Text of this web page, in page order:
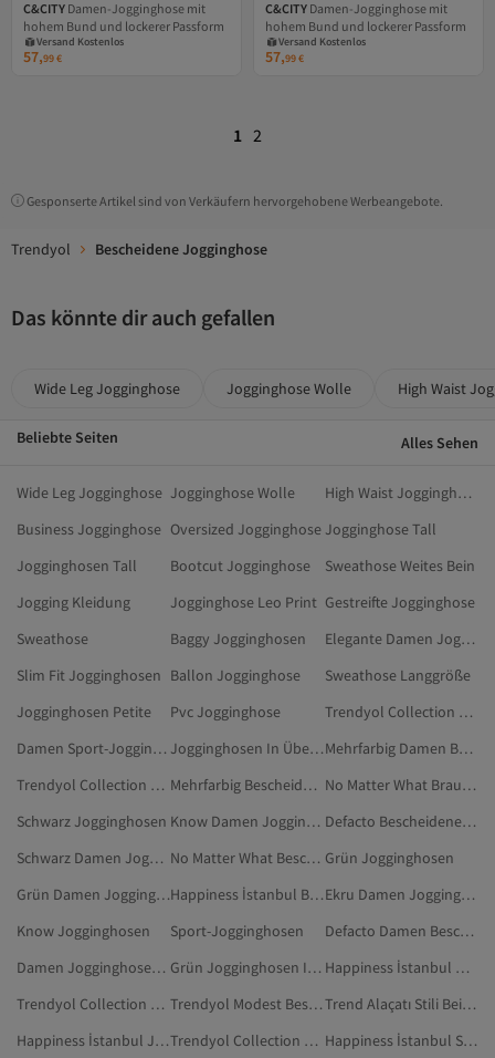
C&CITY Damen-Jogginghose mit
hohem Bund und lockerer Passform
Versand Kostenlos
Gratis Versand
Versand Kostenlos
57,99€
C&CITY Damen-Jogginghose mit
hohem Bund und lockerer Passform
Versand Kostenlos
Gratis Versand
Versand Kostenlos
57,99€
1 2
Gesponserte Artikel sind von Verkäufern hervorgehobene Werbeangebote.
Trendyol Bescheidene Jogginghose
Das könnte dir auch gefallen
Wide Leg Jogginghose Jogginghose Wolle High Waist
Beliebte Seiten Alles Sehen
Wide Leg Jogginghose Jogginghose Wolle
High Waist Jogginghosen
Business Jogginghose Oversized Jogginghose Jogginghose Tall
Jogginghosen Tall
Bootcut Jogginghose
Sweathose Weites Bein
Jogging Kleidung
Jogginghose Leo Print Gestreifte Jogginghose
Sweathose
Baggy Jogginghosen
Elegante Damen Jogginghosen
Slim Fit Jogginghosen Ballon Jogginghose
Sweathose Langgröße
Jogginghosen Petite
Pvc Jogginghose
Trendyol Collection Beige Jogginghosen
Damen Sport-Jogginghosen
Jogginghosen In Übergröße
Mehrfarbig Damen Bescheidene Jogginghose
Trendyol Collection Damen Jogginghosen
Mehrfarbig Bescheidene Jogginghose
No Matter What Braun Bescheidene Jogginghose
Schwarz Jogginghosen
Know Damen Jogginghosen
Defacto Bescheidene Jogginghose
Schwarz Damen Jogginghosen
No Matter What Bescheidene Jogginghose Grün Jogginghosen
Grün Damen Jogginghosen
Happiness İstanbul Beige Jogginghosen
Ekru Damen Jogginghosen
Know Jogginghosen
Sport-Jogginghosen
Defacto Damen Bescheidene Jogginghose
Damen Jogginghosen In Übergröße
Grün Jogginghosen In Übergröße
Happiness İstanbul Damen Jogginghosen
Trendyol Collection Jogginghosen
Trendyol Modest Bescheidene Jogginghose
Trend Alaçatı Stili Beige Jogginghosen
Happiness İstanbul Jogginghosen
Trendyol Collection Schwarz Jogginghosen
Happiness İstanbul Schwarz Jogginghosen